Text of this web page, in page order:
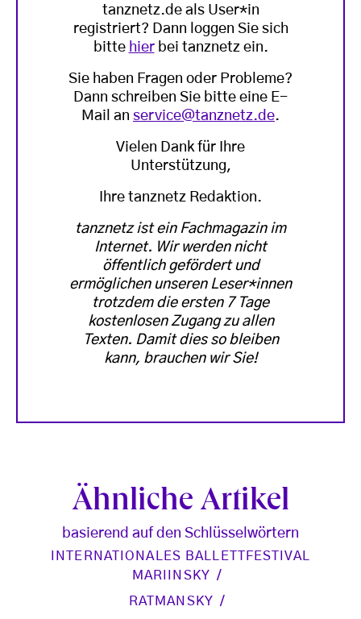
tanznetz.de als User*in
registriert? Dann loggen Sie sich
bitte hierbei tanznetz ein.
Sie haben Fragen oder Probleme?
Dann schreiben Sie bitte eine E-
Mail an service@tanznetz.de.
Vielen Dank für Ihre
Unterstützung,
Ihre tanznetz Redaktion.
tanznetz ist ein Fachmagazin im
Internet. Wir werden nicht
öffentlich gefördert und
ermöglichen unseren Leser*innen
trotzdem die ersten 7 Tage
kostenlosen Zugang zu allen
Texten. Damit dies so bleiben
kann, brauchen wir Sie!
Ähnliche Artikel
basierend auf den Schlüsselwörtern
INTERNATIONALES BALLETTFESTIVAL
MARIINSKY
RATMANSKY